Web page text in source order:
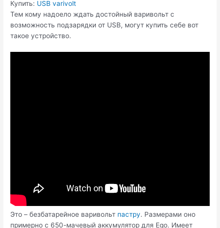
Купить: USB varivolt
Тем кому надоело ждать достойный варивольт с
возможность подзарядки от USB, могут купить себе вот
такое устройство.
Это – безбатарейное варивольт пастру. Размерами оно
примерно с 650-мачевый аккумулятор для Ego. Имеет